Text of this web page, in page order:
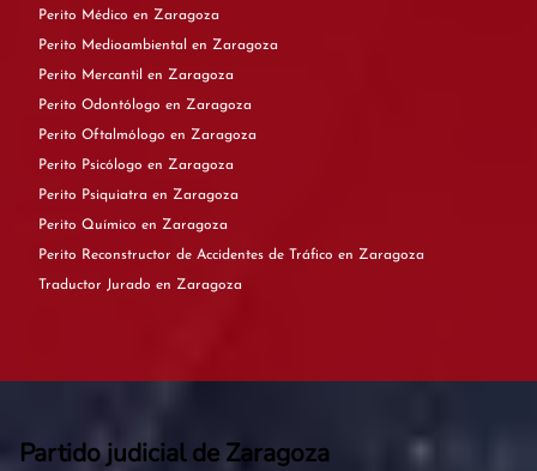
Perito Médico en Zaragoza
Perito Medioambiental en Zaragoza
Perito Mercantil en Zaragoza
Perito Odontólogo en Zaragoza
Perito Oftalmólogo en Zaragoza
Perito Psicólogo en Zaragoza
Perito Psiquiatra en Zaragoza
Perito Químico en Zaragoza
Perito Reconstructor de Accidentes de Tráfico en Zaragoza
Traductor Jurado en Zaragoza
Partido judicial de Zaragoza